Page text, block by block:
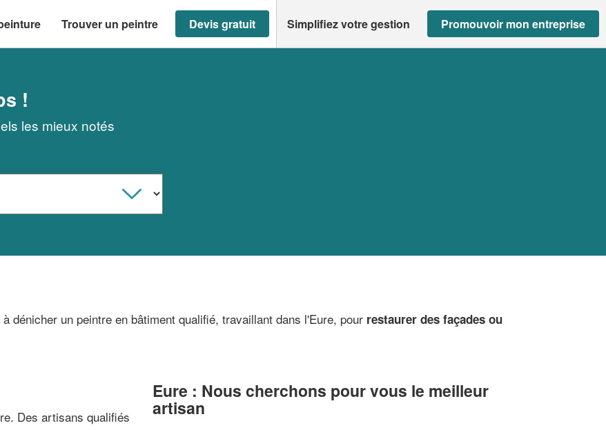
Trouver un peintre Devis gratuit Simplifiez votre gestion Promouvoir mon entreprise
!
les mieux notés
dénicher un peintre en bâtiment qualifié, travaillant dans l'Eure, pour restaurer des façades ou
Des artisans qualifiés
Eure : Nous cherchons pour vous le meilleur
artisan